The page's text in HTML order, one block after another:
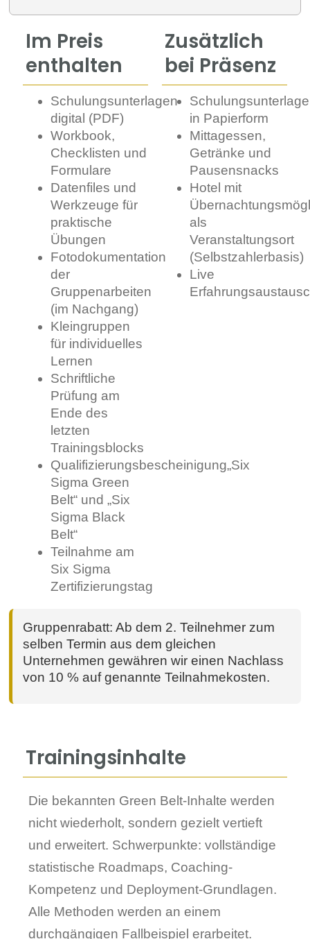
Im Preis
enthalten
Schulungsunterlagen
digital (PDF)
Workbook,
Checklisten und
Formulare
Datenfiles und
Werkzeuge für
praktische
Übungen
Fotodokumentation
der
Gruppenarbeiten
(im Nachgang)
Kleingruppen
für individuelles
Lernen
Schriftliche
Prüfung am
Ende des
letzten
Trainingsblocks
Qualifizierungsbescheinigung„Six
Sigma Green
Belt“ und „Six
Sigma Black
Belt“
Teilnahme am
Six Sigma
Zertifizierungstag
Zusätzlich
bei Präsenz
in Papierform
Mittagessen,
Getränke und
Pausensnacks
Hotel mit
als
Veranstaltungsort
(Selbstzahlerbasis)
Live
Gruppenrabatt: Ab dem 2. Teilnehmer zum
selben Termin aus dem gleichen
Unternehmen gewähren wir einen Nachlass
von 10 % auf genannte Teilnahmekosten.
Trainingsinhalte
Die bekannten Green Belt-Inhalte werden
nicht wiederholt, sondern gezielt vertieft
und erweitert. Schwerpunkte: vollständige
statistische Roadmaps, Coaching-
Kompetenz und Deployment-Grundlagen.
Alle Methoden werden an einem
durchgängigen Fallbeispiel erarbeitet.